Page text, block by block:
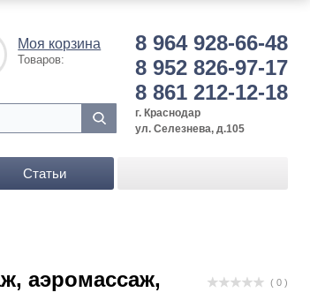
8 964 928-66-48
8 952 826-97-17
8 861 212-12-18
г. Краснодар
ул. Селезнева, д.105
Моя корзина
Товаров:
Статьи
аэромассаж,
( 0 )